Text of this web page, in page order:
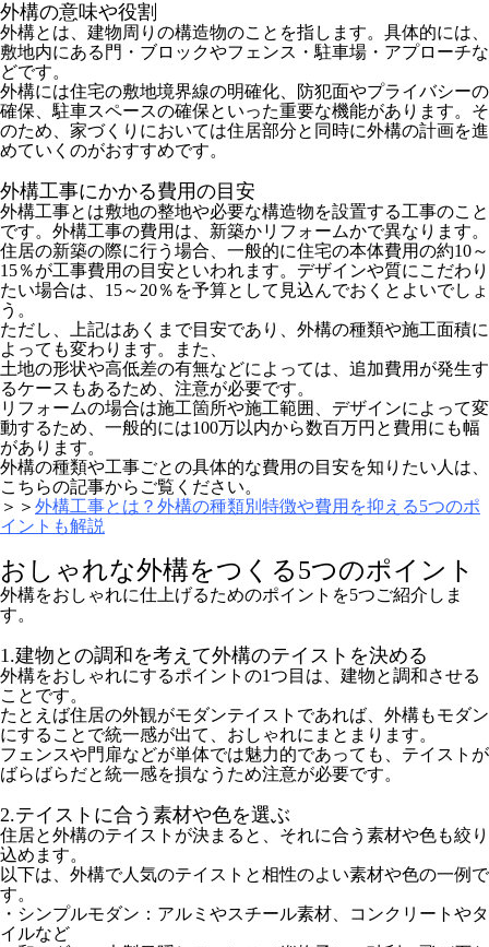
外構の意味や役割
外構とは、建物周りの構造物のことを指します。具体的には、
敷地内にある門・ブロックやフェンス・駐車場・アプローチな
どです。
外構には住宅の敷地境界線の明確化、防犯面やプライバシーの
確保、駐車スペースの確保といった重要な機能があります。そ
のため、家づくりにおいては住居部分と同時に外構の計画を進
めていくのがおすすめです。
外構工事にかかる費用の目安
外構工事とは敷地の整地や必要な構造物を設置する工事のこと
です。外構工事の費用は、新築かリフォームかで異なります。
住居の新築の際に行う場合、一般的に住宅の本体費用の約10～
15％が工事費用の目安といわれます。デザインや質にこだわり
たい場合は、15～20％を予算として見込んでおくとよいでしょ
う。
ただし、上記はあくまで目安であり、外構の種類や施工面積に
よっても変わります。また、
土地の形状や高低差の有無などによっては、追加費用が発生す
るケースもあるため、注意が必要です。
リフォームの場合は施工箇所や施工範囲、デザインによって変
動するため、一般的には100万以内から数百万円と費用にも幅
があります。
外構の種類や工事ごとの具体的な費用の目安を知りたい人は、
こちらの記事からご覧ください。
＞＞ 外構工事とは？外構の種類別特徴や費用を抑える5つのポ
イントも解説
おしゃれな外構をつくる5つのポイント
外構をおしゃれに仕上げるためのポイントを5つご紹介しま
す。
1.建物との調和を考えて外構のテイストを決める
外構をおしゃれにするポイントの1つ目は、建物と調和させる
ことです。
たとえば住居の外観がモダンテイストであれば、外構もモダン
にすることで統一感が出て、おしゃれにまとまります。
フェンスや門扉などが単体では魅力的であっても、テイストが
ばらばらだと統一感を損なうため注意が必要です。
2.テイストに合う素材や色を選ぶ
住居と外構のテイストが決まると、それに合う素材や色も絞り
込めます。
以下は、外構で人気のテイストと相性のよい素材や色の一例で
す。
・シンプルモダン：アルミやスチール素材、コンクリートやタ
イルなど